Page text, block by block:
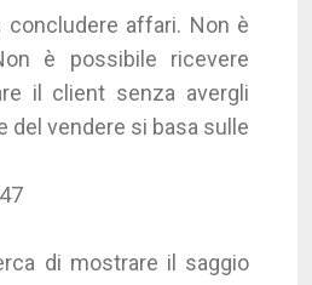
affari. Non è
è possibile ricevere
il client senza avergli
del vendere si basa sulle
di mostrare il saggio